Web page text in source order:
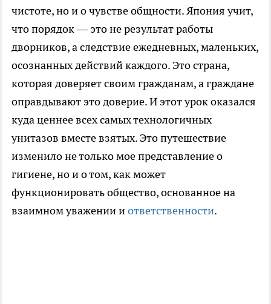
чистоте, но и о чувстве общности. Япония учит,
что порядок — это не результат работы
дворников, а следствие ежедневных, маленьких,
осознанных действий каждого. Это страна,
которая доверяет своим гражданам, а граждане
оправдывают это доверие. И этот урок оказался
куда ценнее всех самых технологичных
унитазов вместе взятых. Это путешествие
изменило не только мое представление о
гигиене, но и о том, как может
функционировать общество, основанное на
взаимном уважении иответственности.